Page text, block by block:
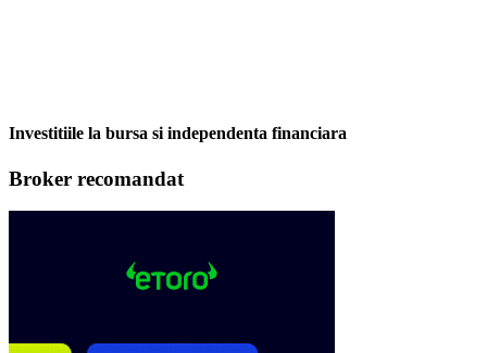
Investitiile la bursa si independenta financiara
Broker recomandat